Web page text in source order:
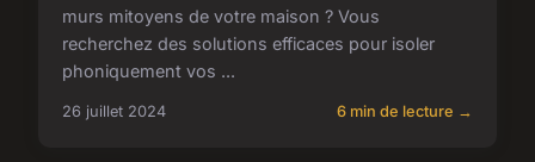
murs mitoyens de votre maison ? Vous
recherchez des solutions efficaces pour isoler
phoniquement vos ...
26 juillet 2024 6 min de lecture →